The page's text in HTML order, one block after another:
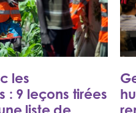
les
: 9 leçons tirées
liste de